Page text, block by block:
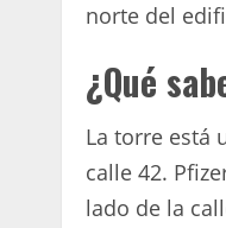
norte del
¿Qué
La torre está
calle 42.
lado de la